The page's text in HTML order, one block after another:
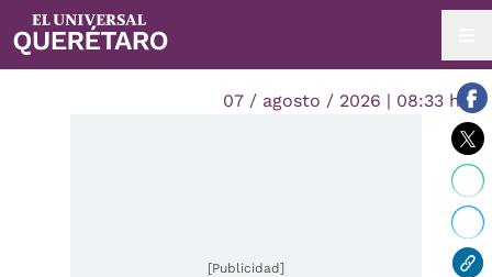
07 / agosto / 2026 | 08:33 hrs.
[Publicidad]